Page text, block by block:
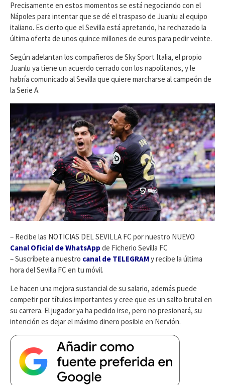
Precisamente en estos momentos se está negociando con el
Nápoles para intentar que se dé el traspaso de Juanlu al equipo
italiano. Es cierto que el Sevilla está apretando, ha rechazado la
última oferta de unos quince millones de euros para pedir veinte.
Según adelantan los compañeros de Sky Sport Italia, el propio
Juanlu ya tiene un acuerdo cerrado con los napolitanos, y le
habría comunicado al Sevilla que quiere marcharse al campeón de
la Serie A.
– Recibe las NOTICIAS DEL SEVILLA FC por nuestro NUEVO
Canal Oficial de WhatsApp de Ficherio Sevilla FC
– Suscríbete a nuestro canal de TELEGRAMy recibe la última
hora del Sevilla FC en tu móvil.
Le hacen una mejora sustancial de su salario, además puede
competir por títulos importantes y cree que es un salto brutal en
su carrera. El jugador ya ha pedido irse, pero no presionará, su
intención es dejar el máximo dinero posible en Nervión.